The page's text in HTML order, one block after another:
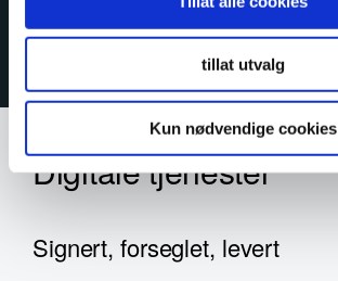
tillat utvalg
Kun nødvendige cookies
Digitale tjenester
Signert, forseglet, levert